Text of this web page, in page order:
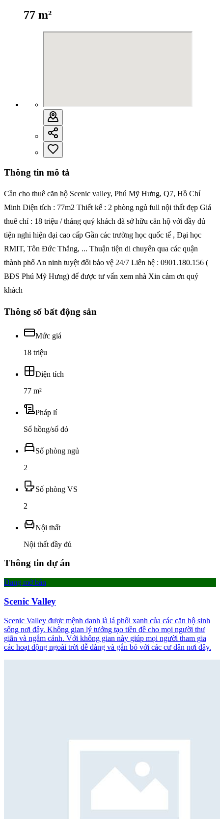
77 m²
Thông tin mô tả
Cần cho thuê căn hộ Scenic valley, Phú Mỹ Hưng, Q7, Hồ Chí
Minh Diện tích : 77m2 Thiết kế : 2 phòng ngủ full nội thất đẹp Giá
thuê chỉ : 18 triệu / tháng quý khách đã sở hữu căn hộ với đầy đủ
tiện nghi hiện đại cao cấp Gần các trường học quốc tế , Đại học
RMIT, Tôn Đức Thắng, ... Thuận tiện di chuyển qua các quận
thành phố An ninh tuyệt đối bảo vệ 24/7 Liên hệ : 0901.180.156 (
BĐS Phú Mỹ Hưng) để được tư vấn xem nhà Xin cảm ơn quý
khách
Thông số bất động sản
Mức giá
18 triệu
Diện tích
77 m²
Pháp lí
Sổ hồng/sổ đỏ
Số phòng ngủ
2
Số phòng VS
2
Nội thất
Nội thất đầy đủ
Thông tin dự án
Đang mở bán
Scenic Valley
Scenic Valley được mệnh danh là lá phổi xanh của các căn hộ sinh
sống nơi đây. Không gian lý tưởng tạo tiền đề cho mọi người thư
giãn và ngắm cảnh. Với không gian này giúp mọi người tham gia
các hoạt động ngoài trời dễ dàng và gắn bó với các cư dân nơi đây.